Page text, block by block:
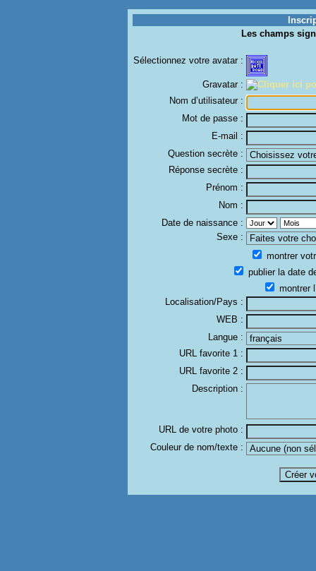
Les champs
Sélectionnez votre avatar :
Gravatar :
Nom d’utilisateur :
Mot de passe :
E-mail :
Question secrète :
Réponse secrète :
Prénom :
Nom :
Date de naissance :
Sexe :
montrer
publier la date
montrer
Localisation/Pays :
WEB :
Langue :
URL favorite 1 :
URL favorite 2 :
Description :
URL de votre photo :
Couleur de nom/texte :